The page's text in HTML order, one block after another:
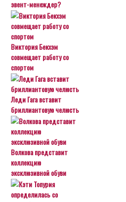
эвент-менеждер?
Виктория Бекхэм
совмещает работу со
спортом
Леди Гага вставит
бриллиантовую челюсть
Волкова представит
коллекцию
эксклюзивной обуви